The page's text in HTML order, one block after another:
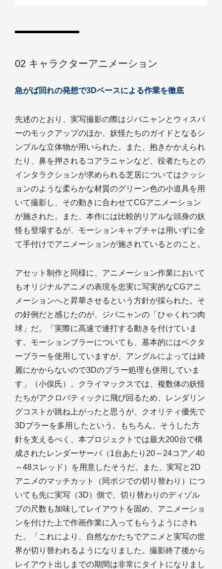
02 キャラクターアニメーション
急がば回れの発想で3Dベースによる作業を徹底
先述のとおり、実写撮影の際はジバニャンとウィスパ
ーのモックアップのほか、妖怪たちのガイドとなるシ
ンプルな立体物が用いられた。また、抱きかかえられ
たり、鼻を押されるコアラニャンなど、役者たちとの
インタラクションが求められる芝居についてはクッシ
ョンのような柔らかな材質のグリーン色の小道具を用
いて撮影し、その動きに合わせてCGアニメーション
が施された。また、本作には比較的リアルな頭身の妖
怪も登場するが、モーションキャプチャは用いずに全
て手付けでアニメーションが施されているとのこと。
アセット制作と同様に、アニメーション作業において
もオリジナルアニメの表現を忠実に写実的なCGアニ
メーションへと昇華させるという方針が採られた。そ
の好例だと感じたのが、ジバニャンの「ひゃくれつ肉
球」だ。「実際に高速で連打する動きを付けていま
す。モーションブラーについても、基本的にはベクタ
ーブラーを使用していますが、アングルによっては綺
麗にかからないので3Dのブラー処理も併用していま
す」（小俣氏）。クライマックスでは、複数体の妖怪
たちがアクロバティックに飛び回るため、レンダリン
グコストが跳ね上がったと思うが、クオリティ優先で
3Dブラーを多用したという。もちろん、そうした方
針を支えるべく、本プロジェクトでは最大200台で構
成されたレンダーサーバ（1台あたり20～24コア／40
～48スレッド）を用意したそうだ。また、実写と2D
アニメのマッチカット（同ポジでの切り替わり）につ
いても先に実写（3D）側で、切り替わりのディゾル
ブの尺数も加味してレイアウトを固め、アニメーショ
ンを付けた上で作画作業に入ってもらうようにされ
た。「これにより、自然なかたちでアニメと実写の世
界が切り替われるようになりました。撮影終了後から
レイアウト出しまでの期間は非常にタイトになりまし